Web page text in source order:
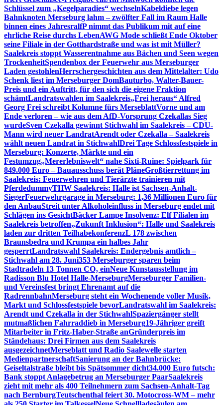
Schlüssel zum „Kegelparadies“ wechselnKabeldiebe legen
Bahnknoten Merseburg lahm – zwölfter Fall im Raum Halle
binnen eines JahresralfP nimmt das Publikum mit auf eine
ehrliche Reise durchs LebenAWG Mode schließt Ende Oktober
seine Filiale in der Gotthardstraße und was ist mit Müller?
Saalekreis stoppt Wasserentnahme aus Bächen und Seen wegen
TrockenheitSpendenbox der Feuerwehr aus Merseburger
Laden gestohlenHerrschergeschichten aus dem Mittelalter: Udo
Schenk liest im Merseburger DomBauturbo, Walter-Bauer-
Preis und ein Auftritt, für den sich die eigene Fraktion
schämtLandratswahlen im Saalekreis„Frei heraus“ Alfred
Georg Frei schreibt Kolumne fürs MerseblattVorne und am
Ende verloren – wie aus dem AfD-Vorsprung Czekallas Sieg
wurdeSven Czekalla gewinnt Stichwahl im Saalekreis – CDU-
Mann wird neuer LandratArendt oder Czekalla – Saalekreis
wählt neuen Landrat in StichwahlDrei Tage Schlossfestspiele in
Merseburg: Konzerte, Märkte und ein
Festumzug„Mererlebniswelt“ nahe Sixti-Ruine: Spielpark für
849.000 Euro – Bauausschuss berät PläneGroßtierrettung im
Saalekreis: Feuerwehren und Tierärzte trainieren mit
PferdedummyTHW Saalekreis: Halle ist Sachsen-Anhalt-
SiegerFeuerwehrgarage in Merseburg: 1,36 Millionen Euro für
den AnbauStreit unter Alkoholeinfluss in Merseburg endet mit
Schlägen ins GesichtBäcker Lampe Insolvenz: Elf Filialen im
Saalekreis betroffen„Zukunft Inklusion“: Halle und Saalekreis
laden zur dritten TeilhabekonferenzL 178 zwischen
Braunsbedra und Krumpa ein halbes Jahr
gesperrtLandratswahl Saalekreis: Endergebnis amtlich –
Stichwahl am 28. Juni353 Merseburger sparen beim
Stadtradeln 13 Tonnen CO₂ einNeue Kunstausstellung im
Radisson Blu Hotel Halle-MerseburgMerseburger Familien-
und Vereinsfest bringt Ehrenamt auf die
RadrennbahnMerseburg steht ein Wochenende voller Musik,
Markt und Schlossfestspiele bevorLandratswahl im Saalekreis:
Arendt und Czekalla in der StichwahlSpaziergänger stellt
mutmaßlichen Fahrraddieb in Merseburg19-Jähriger greift
Mitarbeiter in Fritz-Haber-Straße anGründerpreis im
Ständehaus: Drei Firmen aus dem Saalekreis
ausgezeichnetMerseblatt und Radio Saalewelle starten
MedienpartnerschaftSanierung an der Bahnbrücke:
Geiseltalstraße bleibt bis Spätsommer dicht34.000 Euro futsch:
Bank stoppt Anlagebetrug an Merseburger PaarSaalekreis
zieht mit mehr als 400 Teilnehmern zum Sachsen-Anhalt-Tag
nach BernburgTeutschenthal feiert 30. Motocross-WM – mehr